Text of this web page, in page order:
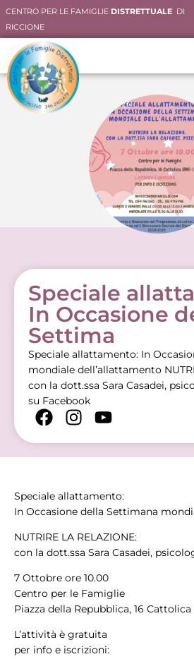
CENTRO PER LE FAMIGLIE DISTRETTUALE DI
RICCIONE
Speciale
In Occasione
Settima
Speciale allattamento: In
mondiale dell’allattamento
con la dott.ssa Sara Casadei,
su Facebook
Speciale allattamento:
In Occasione della Settimana
NUTRIRE LA RELAZIONE:
con la dott.ssa Sara Casadei,
7 Ottobre ore 10.00
Centro per le Famiglie
Piazza della Repubblica, 16 Cattolica
L’attività è gratuita
per info e iscrizioni: